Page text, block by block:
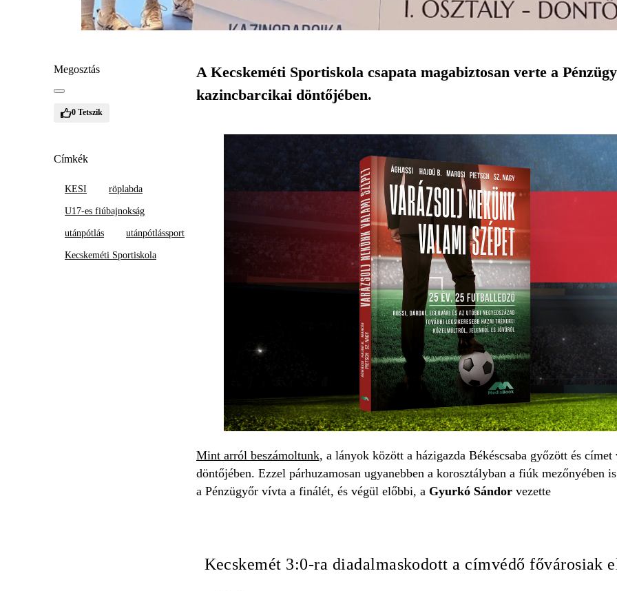
Megosztás
0 Tetszik
Címkék
KESI röplabda
U17-es fiúbajnokság
utánpótlás utánpótlássport
Kecskeméti Sportiskola
A Kecskeméti Sportiskola csapata magabiztosan verte a
kazincbarcikai döntőjében.
Mint arról beszámoltunk, a lányok között a házigazda Békéscsaba győzött és
döntőjében. Ezzel párhuzamosan ugyanebben a korosztályban a fiúk mezőnyében
a Pénzügyőr vívta a finálét, és végül előbbi, a Gyurkó Sándorvezette
Kecskemét 3:0-ra diadalmaskodott a címvédő fővárosiak